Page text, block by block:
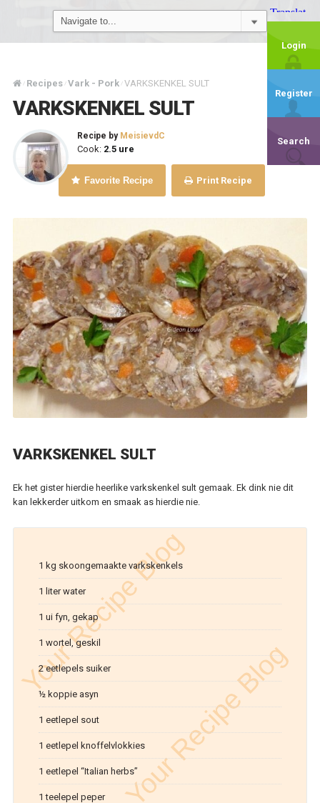
Login
Register
Search
/ Recipes / Vark - Pork / VARKSKENKEL SULT
VARKSKENKEL SULT
Recipe by MeisievdC
Cook: 2.5 ure
Favorite Recipe Print Recipe
VARKSKENKEL SULT
Ek het gister hierdie heerlike varkskenkel sult gemaak. Ek dink nie dit
kan lekkerder uitkom en smaak as hierdie nie.
1 kg skoongemaakte varkskenkels
1 liter water
1 ui fyn, gekap
1 wortel, geskil
2 eetlepels suiker
½ koppie asyn
1 eetlepel sout
1 eetlepel knoffelvlokkies
1 eetlepel “Italian herbs”
1 teelepel peper